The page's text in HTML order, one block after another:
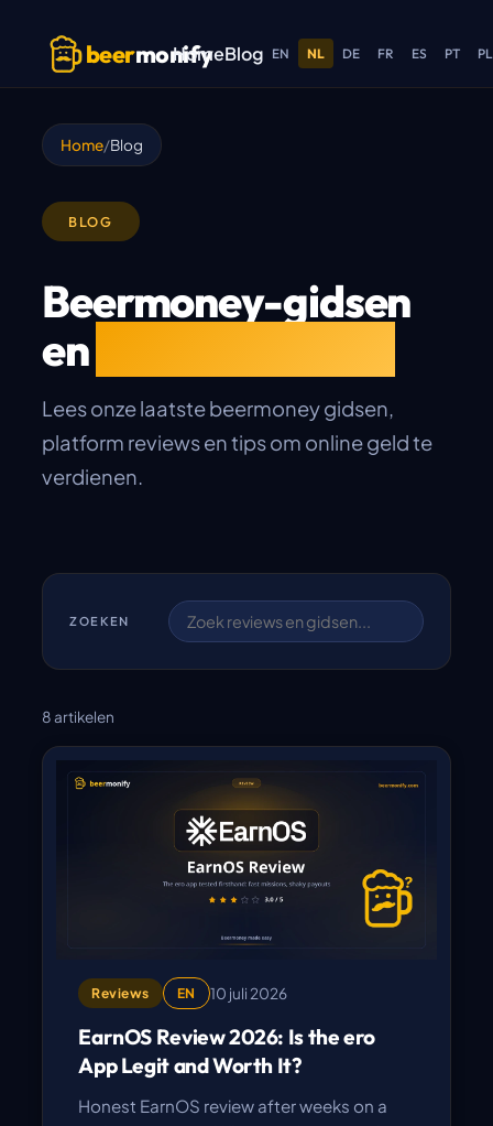
beermonify
HomeBlog EN NL DE FR ES PT PL
Home Blog
BLOG
Beermoney-gidsen
en
Lees onze laatste beermoney gidsen,
platform reviews en tips om online geld te
verdienen.
ZOEKEN
8 artikelen
Reviews EN 10 juli 2026
EarnOS Review 2026: Is the ero
App Legit and Worth It?
Honest EarnOS review after weeks on a